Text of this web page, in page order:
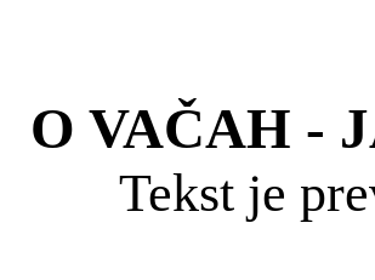
O VAČAH -
Tekst je